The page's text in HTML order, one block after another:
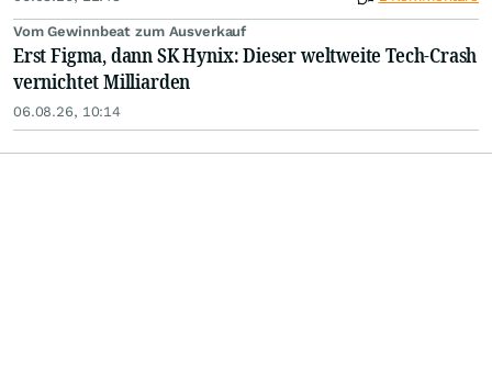
Vom Gewinnbeat zum Ausverkauf
Erst Figma, dann SK Hynix: Dieser weltweite Tech-Crash
vernichtet Milliarden
06.08.26, 10:14